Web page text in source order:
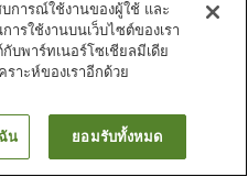
ตู้จำหน่ายอัตโนมัติ
โชฟุ Urban Hotel Twins Chofu
งพัก
การณ์ใช้งานของผู้ใช้ และ
รใช้งานบนเว็บไซต์ของเรา
บพาร์ทเนอร์โซเชียลมีเดีย
าะห์ของเราอีกด้วย
น ยอมรับทั้งหมด